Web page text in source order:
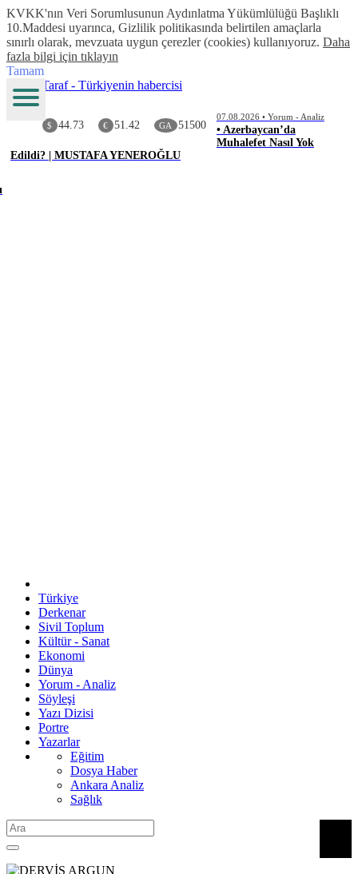
KVKK'nın Veri Sorumlusunun Aydınlatma Yükümlülüğü Başlıklı
10.Maddesi uyarınca, Gizlilik politikasında belirtilen amaçlarla
sınırlı olarak, mevzuata uygun çerezler (cookies) kullanıyoruz. Daha
fazla bilgi için tıklayın
Tamam
$ 44.73 € 51.42 GA 51500
07.08.2026 • Yorum - Analiz
• Azerbaycan’da
Muhalefet Nasıl Yok
Edildi? | MUSTAFA YENEROĞLU
Türkiye
Derkenar
Sivil Toplum
Kültür - Sanat
Ekonomi
Dünya
Yorum - Analiz
Söyleşi
Yazı Dizisi
Portre
Yazarlar
Eğitim
Dosya Haber
Ankara Analiz
Sağlık